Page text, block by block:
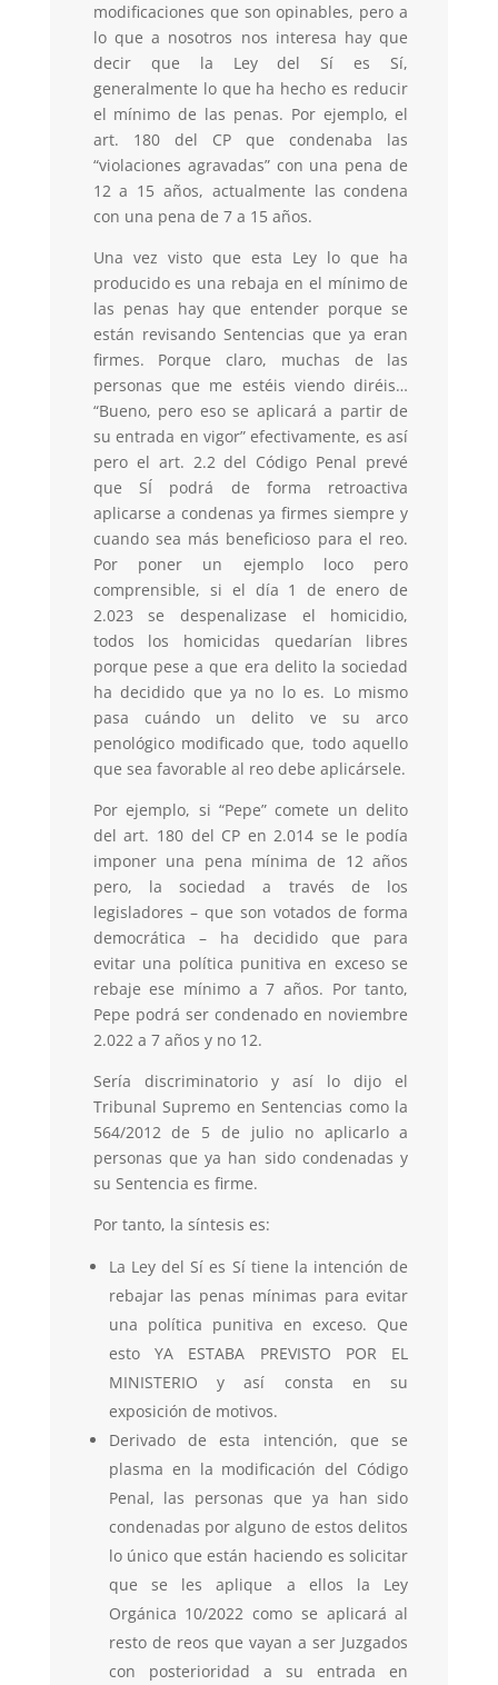
modificaciones que son opinables, pero a
lo que a nosotros nos interesa hay que
decir que la Ley del Sí es Sí,
generalmente lo que ha hecho es reducir
el mínimo de las penas. Por ejemplo, el
art. 180 del CP que condenaba las
“violaciones agravadas” con una pena de
12 a 15 años, actualmente las condena
con una pena de 7 a 15 años.
Una vez visto que esta Ley lo que ha
producido es una rebaja en el mínimo de
las penas hay que entender porque se
están revisando Sentencias que ya eran
firmes. Porque claro, muchas de las
personas que me estéis viendo diréis…
“Bueno, pero eso se aplicará a partir de
su entrada en vigor” efectivamente, es así
pero el art. 2.2 del Código Penal prevé
que SÍ podrá de forma retroactiva
aplicarse a condenas ya firmes siempre y
cuando sea más beneficioso para el reo.
Por poner un ejemplo loco pero
comprensible, si el día 1 de enero de
2.023 se despenalizase el homicidio,
todos los homicidas quedarían libres
porque pese a que era delito la sociedad
ha decidido que ya no lo es. Lo mismo
pasa cuándo un delito ve su arco
penológico modificado que, todo aquello
que sea favorable al reo debe aplicársele.
Por ejemplo, si “Pepe” comete un delito
del art. 180 del CP en 2.014 se le podía
imponer una pena mínima de 12 años
pero, la sociedad a través de los
legisladores – que son votados de forma
democrática – ha decidido que para
evitar una política punitiva en exceso se
rebaje ese mínimo a 7 años. Por tanto,
Pepe podrá ser condenado en noviembre
2.022 a 7 años y no 12.
Sería discriminatorio y así lo dijo el
Tribunal Supremo en Sentencias como la
564/2012 de 5 de julio no aplicarlo a
personas que ya han sido condenadas y
su Sentencia es firme.
Por tanto, la síntesis es:
La Ley del Sí es Sí tiene la intención de
rebajar las penas mínimas para evitar
una política punitiva en exceso. Que
esto YA ESTABA PREVISTO POR EL
MINISTERIO y así consta en su
exposición de motivos.
Derivado de esta intención, que se
plasma en la modificación del Código
Penal, las personas que ya han sido
condenadas por alguno de estos delitos
lo único que están haciendo es solicitar
que se les aplique a ellos la Ley
Orgánica 10/2022 como se aplicará al
resto de reos que vayan a ser Juzgados
con posterioridad a su entrada en